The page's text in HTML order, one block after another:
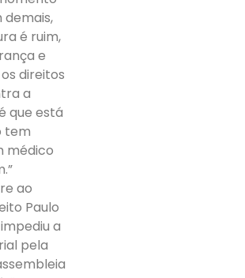
demais,
é ruim,
e
direitos
a
que está
tem
médico
ao
Paulo
a
pela